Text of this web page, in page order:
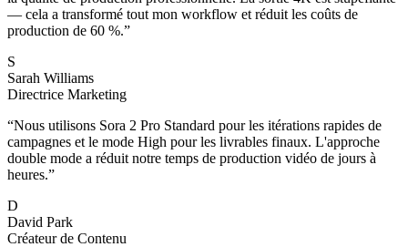
— cela a transformé tout mon workflow et réduit les coûts de
production de 60 %.”
S
Sarah Williams
Directrice Marketing
“Nous utilisons Sora 2 Pro Standard pour les itérations rapides de
campagnes et le mode High pour les livrables finaux. L'approche
double mode a réduit notre temps de production vidéo de jours à
heures.”
D
David Park
Créateur de Contenu